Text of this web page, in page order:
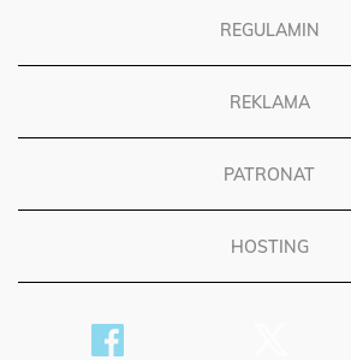
REGULAMIN
REKLAMA
PATRONAT
HOSTING